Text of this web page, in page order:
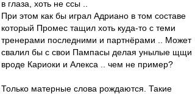
в глаза, хоть не ссы ..
При этом как бы играл Адриано в том составе
который Промес тащил хоть куда-то с теми
тренерами последними и партнёрами .. Может
свалил бы с свои Пампасы делая унылые щщи
вроде Кариоки и Алекса .. чем не пример?
Только матерные слова рождаются. Такие